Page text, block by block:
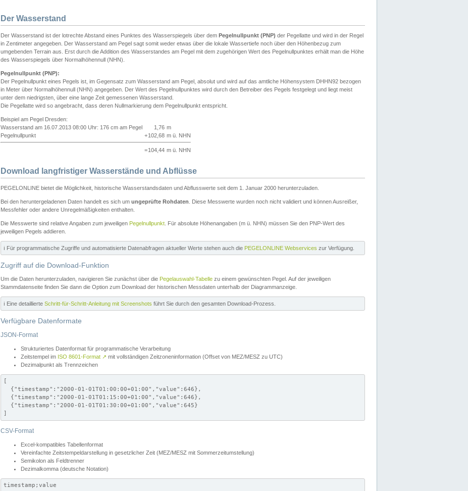
Der Wasserstand
Der Wasserstand ist der lotrechte Abstand eines Punktes des Wasserspiegels über dem Pegelnullpunkt (PNP) der Pegellatte und wird in der Regel
in Zentimeter angegeben. Der Wasserstand am Pegel sagt somit weder etwas über die lokale Wassertiefe noch über den Höhenbezug zum
umgebenden Terrain aus. Erst durch die Addition des Wasserstandes am Pegel mit dem zugehörigen Wert des Pegelnullpunktes erhält man die Höhe
des Wasserspiegels über Normalhöhennull (NHN).
Pegelnullpunkt (PNP):
Der Pegelnullpunkt eines Pegels ist, im Gegensatz zum Wasserstand am Pegel, absolut und wird auf das amtliche Höhensystem DHHN92 bezogen
in Meter über Normalhöhennull (NHN) angegeben. Der Wert des Pegelnullpunktes wird durch den Betreiber des Pegels festgelegt und liegt meist
unter dem niedrigsten, über eine lange Zeit gemessenen Wasserstand.
Die Pegellatte wird so angebracht, dass deren Nullmarkierung dem Pegelnullpunkt entspricht.
Beispiel am Pegel Dresden:
Wasserstand am 16.07.2013 08:00 Uhr: 176 cm am Pegel
1,76 m
Pegelnullpunkt
+102,68 m ü. NHN
=104,44 m ü. NHN
Download langfristiger Wasserstände und Abflüsse
PEGELONLINE bietet die Möglichkeit, historische Wasserstandsdaten und Abflusswerte seit dem 1. Januar 2000 herunterzuladen.
Bei den heruntergeladenen Daten handelt es sich um ungeprüfte Rohdaten . Diese Messwerte wurden noch nicht validiert und können Ausreißer,
Messfehler oder andere Unregelmäßigkeiten enthalten.
Die Messwerte sind relative Angaben zum jeweiligen Pegelnullpunkt . Für absolute Höhenangaben (m ü. NHN) müssen Sie den PNP-Wert des
jeweiligen Pegels addieren.
ℹ️ Für programmatische Zugriffe und automatisierte Datenabfragen aktueller Werte stehen auch die PEGELONLINE Webservices zur Verfügung.
Zugriff auf die Download-Funktion
Um die Daten herunterzuladen, navigieren Sie zunächst über die Pegelauswahl-Tabelle zu einem gewünschten Pegel. Auf der jeweiligen
Stammdatenseite finden Sie dann die Option zum Download der historischen Messdaten unterhalb der Diagrammanzeige.
ℹ️ Eine detaillierte Schritt-für-Schritt-Anleitung mit Screenshots führt Sie durch den gesamten Download-Prozess.
Verfügbare Datenformate
JSON-Format
Strukturiertes Datenformat für programmatische Verarbeitung
Zeitstempel im ISO 8601-Format ↗ mit vollständigen Zeitzoneninformation (Offset von MEZ/MESZ zu UTC)
Dezimalpunkt als Trennzeichen
[
  {"timestamp":"2000-01-01T01:00:00+01:00","value":646},
  {"timestamp":"2000-01-01T01:15:00+01:00","value":646},
  {"timestamp":"2000-01-01T01:30:00+01:00","value":645}
]
CSV-Format
Excel-kompatibles Tabellenformat
Vereinfachte Zeitstempeldarstellung in gesetzlicher Zeit (MEZ/MESZ mit Sommerzeitumstellung)
Semikolon als Feldtrenner
Dezimalkomma (deutsche Notation)
timestamp;value